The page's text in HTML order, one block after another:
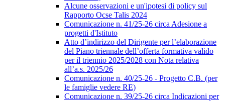
Alcune osservazioni e un'ipotesi di policy sul
Rapporto Ocse Talis 2024
Comunicazione n. 41/25-26 circa Adesione a
progetti d'Istituto
Atto d’indirizzo del Dirigente per l’elaborazione
del Piano triennale dell’offerta formativa valido
per il triennio 2025/2028 con Nota relativa
all’a.s. 2025/26
Comunicazione n. 40/25-26 - Progetto C.B. (per
le famiglie vedere RE)
Comunicazione n. 39/25-26 circa Indicazioni per